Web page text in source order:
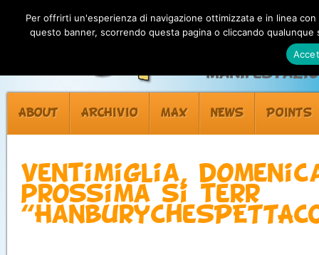
ABOUT ARCHIVIO MAX NEWS POINTS
Ventimiglia,
prossima si terrà
Per offrirti un'esperienza di navigazione ottimizzata e in linea
questo banner, scorrendo questa pagina o cliccando